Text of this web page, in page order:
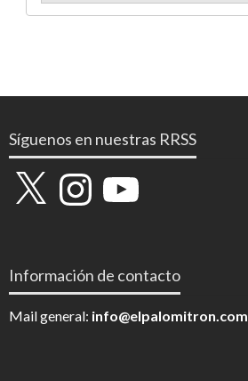
Síguenos en nuestras RRSS
X InstagramYouTube
Información de contacto
Mail general: info@elpalomitron.com